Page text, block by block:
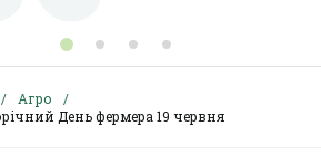
Агро
День фермера 19 червня